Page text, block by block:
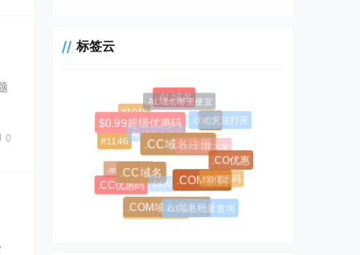
0
标签云
#1045
#1146
$0.99超级优惠码
.AL域名
.AL域名哪里便宜
.AL域名注册商
.asia优惠码
.CC优惠码
.CC域名
.CC域名注册
.CF
.chm无法打开
.chm问题大全
.COM优惠码
.COM便宜注册
.COM域名优惠码
.COM新购
.CO优惠
.co优惠码
.co域名批量查询